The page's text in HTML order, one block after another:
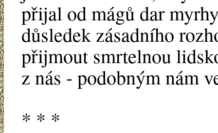
přijal od mágů dar
důsledek zásadního
přijmout smrtelnou
z nás - podobným nám
* * *